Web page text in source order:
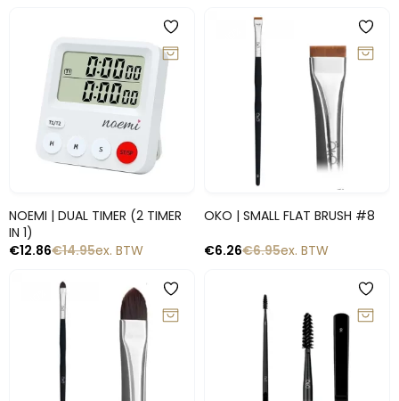
Snelle blik
NOEMI | DUAL TIMER (2 TIMER
IN 1)
€14.95
€12.86 ex. BTW
OKO | SMALL FLAT BRUSH #8
€6.95
€6.26 ex. BTW